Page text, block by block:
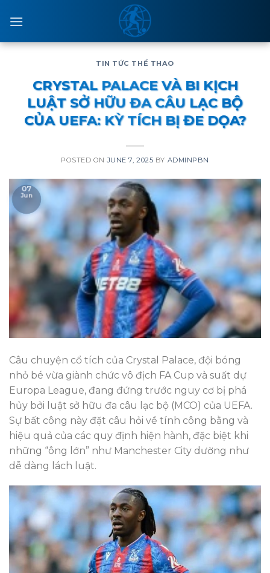
TIN TỨC THỂ THAO
CRYSTAL PALACE VÀ BI KỊCH
LUẬT SỞ HỮU ĐA CÂU LẠC BỘ
CỦA UEFA: KỲ TÍCH BỊ ĐE DỌA?
POSTED ONJUNE 7, 2025 BY ADMINPBN
07
Jun
Câu chuyện cổ tích của Crystal Palace, đội bóng
nhỏ bé vừa giành chức vô địch FA Cup và suất dự
Europa League, đang đứng trước nguy cơ bị phá
hủy bởi luật sở hữu đa câu lạc bộ (MCO) của UEFA.
Sự bất công này đặt câu hỏi về tính công bằng và
hiệu quả của các quy định hiện hành, đặc biệt khi
những “ông lớn” như Manchester City dường như
dễ dàng lách luật.